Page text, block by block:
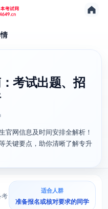
考试出题、招
官网信息及时间安排全解析！
关键要点，助你清晰了解专升
考
适合人群
准备报名或核对要求的同学